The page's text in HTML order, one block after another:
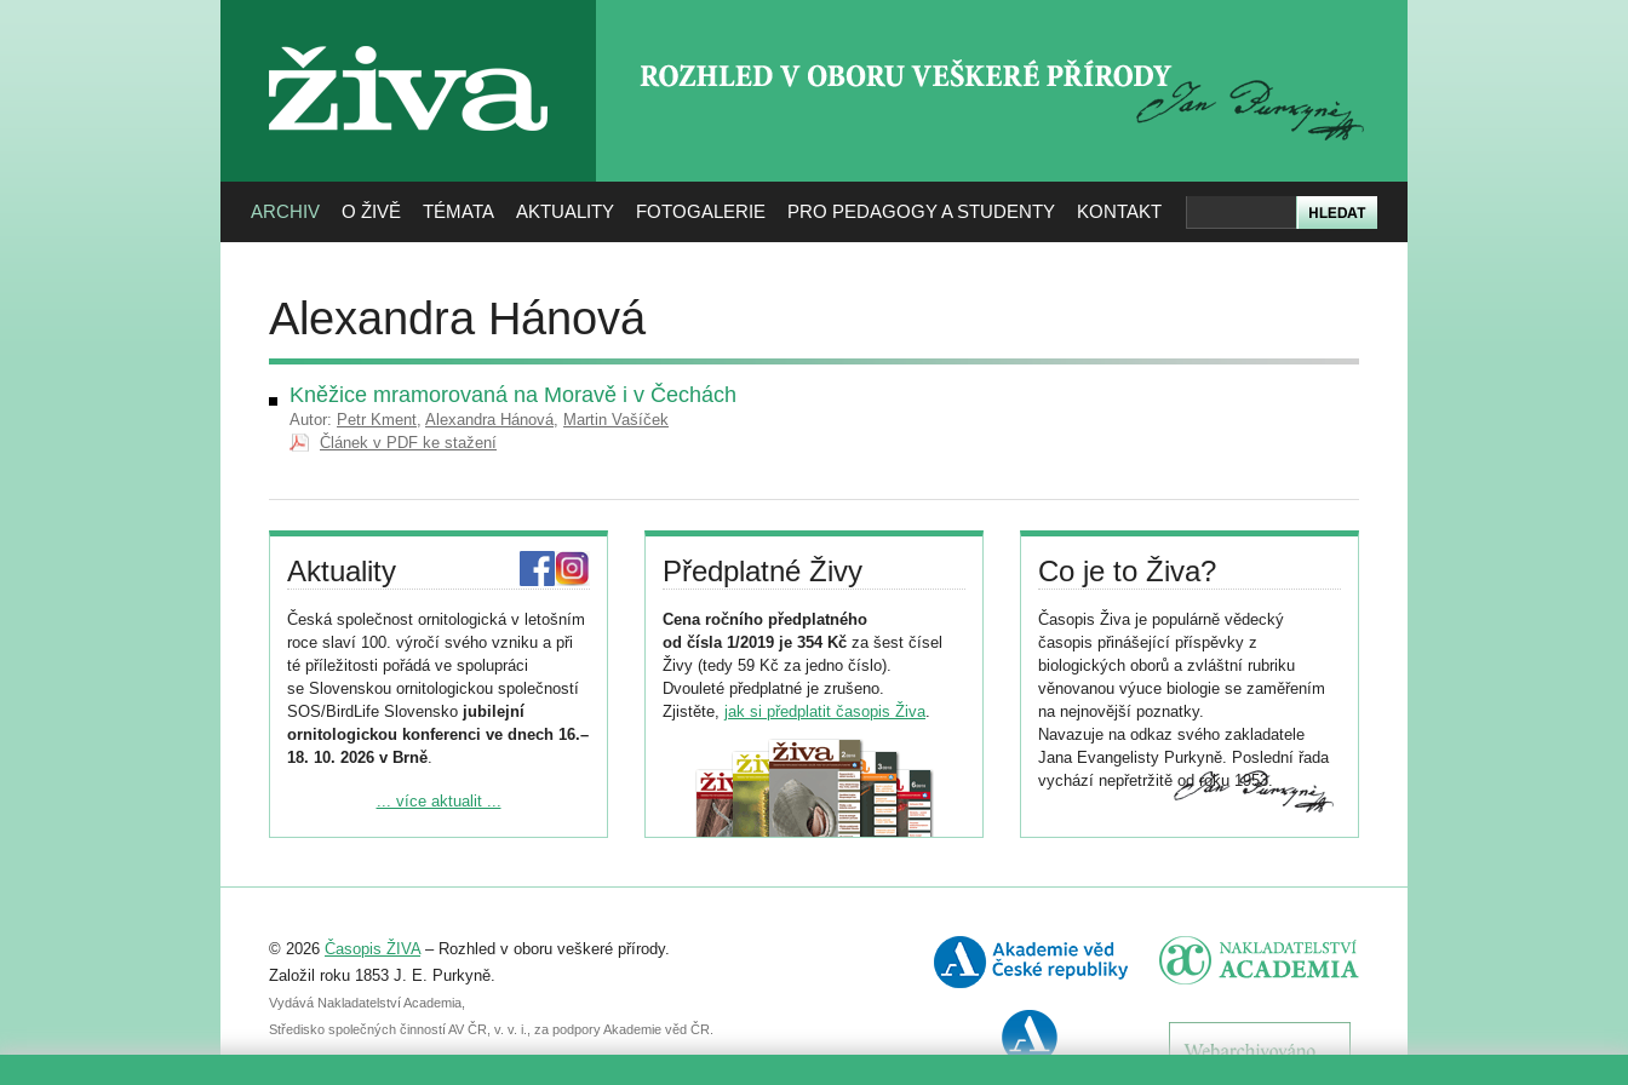
živa
ARCHIV O ŽIVĚ TÉMATA AKTUALITY FOTOGALERIE PRO PEDAGOGY A STUDENTY KONTAKT
Alexandra Hánová
Kněžice mramorovaná na Moravě i v Čechách
Autor: Petr Kment, Alexandra Hánová, Martin Vašíček
Článek v PDF ke stažení
Aktuality
Česká společnost ornitologická v letošním
roce slaví 100. výročí svého vzniku a při
té příležitosti pořádá ve spolupráci
se Slovenskou ornitologickou společností
SOS/BirdLife Slovensko jubilejní
ornitologickou konferenci ve dnech 16.–
18. 10. 2026 v Brně.
Podrobnější informace ke konferenci
Registrovat se můžete do 6. září.
abstraktu přihlášené přednášky nebo
posteru je už 30. června.
... více aktualit ...
Předplatné Živy
Cena ročního předplatného
od čísla 1/2019 je 354 Kč za šest čísel
Živy (tedy 59 Kč za jedno číslo).
Dvouleté předplatné je zrušeno.
Zjistěte, jak si předplatit časopis Živa.
Co je to Živa?
Časopis Živa je populárně vědecký
časopis přinášející příspěvky z
biologických oborů a zvláštní rubriku
věnovanou výuce biologie se zaměřením
na nejnovější poznatky.
Navazuje na odkaz svého zakladatele
Jana Evangelisty Purkyně. Poslední řada
vychází nepřetržitě od roku 1953.
© 2026 Časopis ŽIVA– Rozhled v oboru veškeré přírody.
Založil roku 1853 J. E. Purkyně.
Vydává Nakladatelství Academia,
Středisko společných činností AV ČR, v. v. i., za podpory Akademie věd ČR.